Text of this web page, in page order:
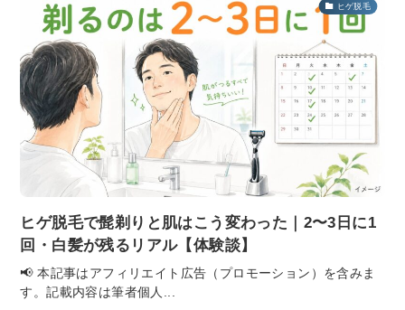
ヒゲ脱毛
ヒゲ脱毛で髭剃りと肌はこう変わった｜2〜3日に1
回・白髪が残るリアル【体験談】
📢 本記事はアフィリエイト広告（プロモーション）を含みま
す。記載内容は筆者個人...